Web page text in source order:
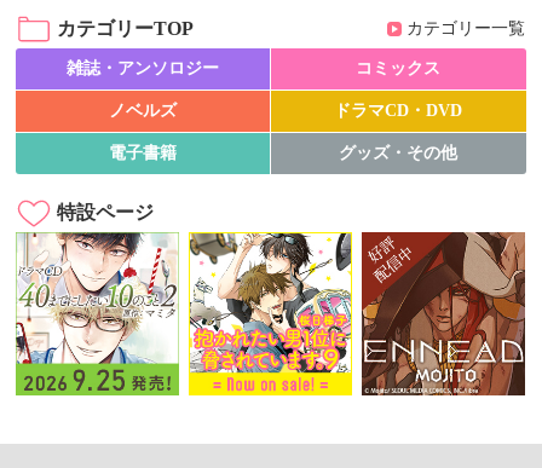
カテゴリーTOP カテゴリー一覧
雑誌・アンソロジー コミックス
ノベルズ ドラマCD・DVD
電子書籍 グッズ・その他
特設ページ